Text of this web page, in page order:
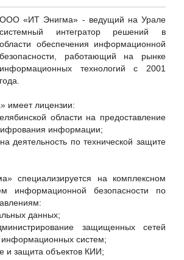
ООО «ИТ Энигма» - ведущий на Урале
системный интегратор решений в
области обеспечения информационной
безопасности, работающий на рынке
информационных технологий с 2001
года.
лицензии:
области на предоставление
информации;
деятельность по технической защите
специализируется на комплексном
информационной безопасности по
данных;
защищенных сетей
информационных систем;
и защита объектов КИИ;